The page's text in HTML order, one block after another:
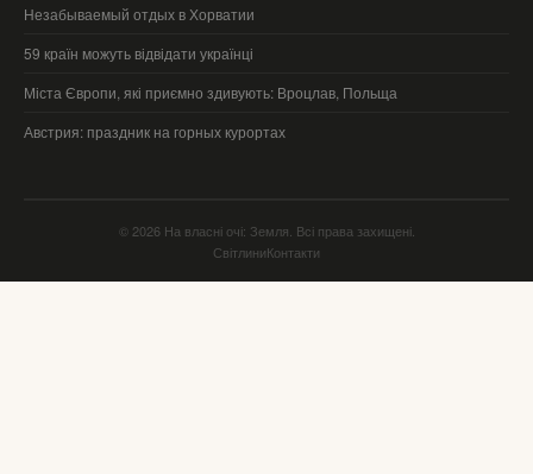
Незабываемый отдых в Хорватии
59 країн можуть відвідати українці
Міста Європи, які приємно здивують: Вроцлав, Польща
Австрия: праздник на горных курортах
© 2026 На власні очі: Земля. Всі права захищені.
СвітлиниКонтакти